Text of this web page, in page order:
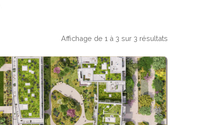
Affichage de 1 à 3 sur 3 résultats